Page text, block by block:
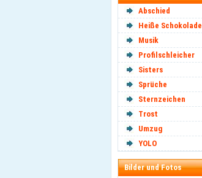
Abschied
Heiße Schokolade
Musik
Profilschleicher
Sisters
Sprüche
Sternzeichen
Trost
Umzug
YOLO
Bilder und Fotos